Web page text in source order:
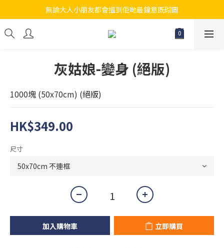
江帆天楊砌圖
無論大人小朋友都會搵到佢哋最鐘意既砌圖
江帆天楊砌圖
灰姑娘-變身 (絕版)
1000塊 (50x70cm) (絕版)
HK$349.00
尺寸
加入購物車 立即購買